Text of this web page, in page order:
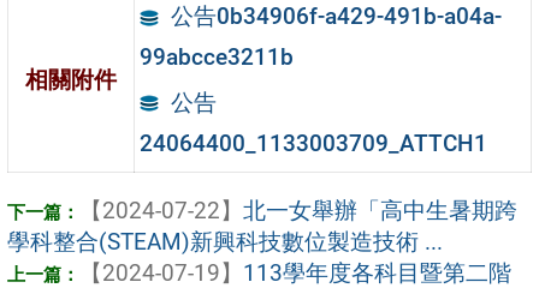
相關附件
公告0b34906f-a429-491b-a04a-
99abcce3211b
公告
24064400_1133003709_ATTCH1
【2024-07-22】 北一女舉辦「高中生暑期跨
學科整合(STEAM)新興科技數位製造技術 ...
【2024-07-19】 113學年度各科目暨第二階